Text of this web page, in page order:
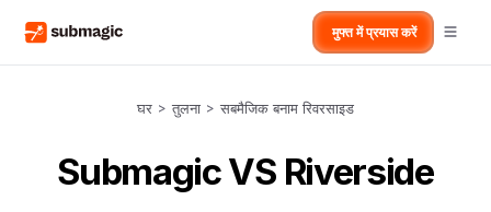
मुफ्त में प्रयास करें
घर > तुलना > सबमैजिक बनाम रिवरसाइड
Submagic VS Riverside